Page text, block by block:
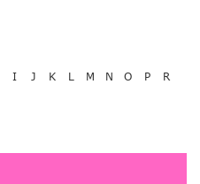
I J K L M N O P
R